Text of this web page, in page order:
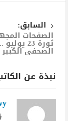
السابق:
الصفحات
ثورة 23
الصحفي
نبذة عن